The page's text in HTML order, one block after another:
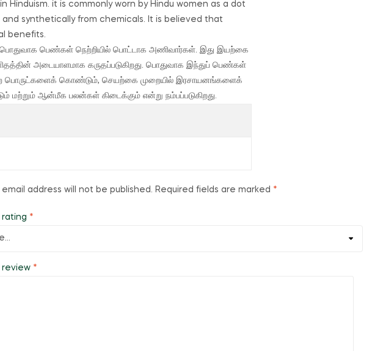
Hinduism. it is commonly worn by Hindu women as a dot
synthetically from chemicals. It is believed that
benefits.
பெண்கள் நெற்றியில் பொட்டாக அணிவார்கள். இது இயற்கை
அடையாளமாக கருதப்படுகிறது. பொதுவாக இந்துப் பெண்கள்
பொருட்களைக் கொண்டும், செயற்கை முறையில் இரசாயனங்களைக்
மற்றும் ஆன்மீக பலன்கள் கிடைக்கும் என்று நம்பப்படுகிறது.
email address will not be published. Required fields are marked *
rating *
review *